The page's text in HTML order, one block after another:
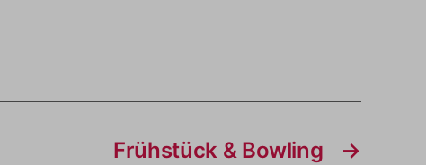
→
Frühstück & Bowling